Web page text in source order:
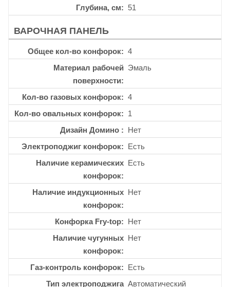
Глубина, см
51
ВАРОЧНАЯ ПАНЕЛЬ
Общее кол-во конфорок
4
Материал рабочей
поверхности
Эмаль
Кол-во газовых конфорок
4
Кол-во овальных конфорок
1
Дизайн Домино
Нет
Электроподжиг конфорок
Есть
Наличие керамических
конфорок
Есть
Наличие индукционных
конфорок
Нет
Конфорка Fry-top
Нет
Наличие чугунных
конфорок
Нет
Газ-контроль конфорок
Есть
Тип электроподжига Автоматический